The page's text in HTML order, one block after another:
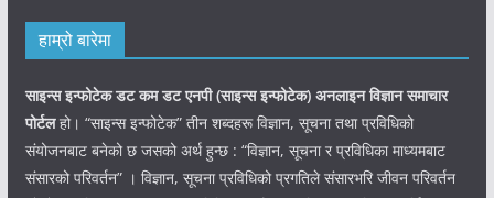
हाम्रो बारेमा
साइन्स इन्फोटेक डट कम डट एनपी (साइन्सइन्फोटेक) अनलाइन विज्ञान समाचार
पोर्टलहो। “साइन्स इन्फोटेक” तीन शब्दहरू विज्ञान, सूचना तथा प्रविधिको
संयोजनबाट बनेको छ जसको अर्थ हुन्छ : “विज्ञान, सूचना र प्रविधिका माध्यमबाट
संसारको परिवर्तन” । विज्ञान, सूचना प्रविधिको प्रगतिले संसारभरि जीवन परिवर्तन